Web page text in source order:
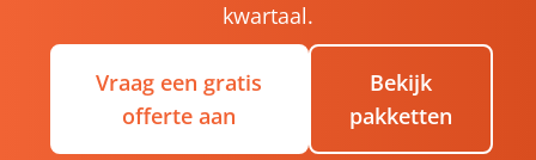
kwartaal.
Vraag een gratis
offerte aan
Bekijk
pakketten